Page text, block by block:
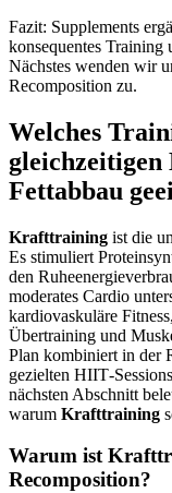
Fazit: Supplements
konsequentes Training
Nächstes wenden wir
Recomposition zu.
Welches
gleichzeitigen
Fettabbau
Krafttraining ist die
Es stimuliert
den
moderates Cardio
kardiovaskuläre
Übertraining und
Plan kombiniert in der
gezielten
nächsten Abschnitt
warum Krafttraining
Warum ist
Recomposition?